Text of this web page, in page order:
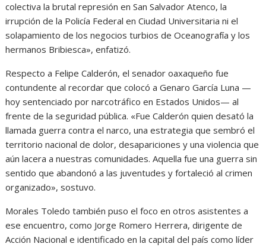
colectiva la brutal represión en San Salvador Atenco, la
irrupción de la Policía Federal en Ciudad Universitaria ni el
solapamiento de los negocios turbios de Oceanografía y los
hermanos Bribiesca», enfatizó.
Respecto a Felipe Calderón, el senador oaxaqueño fue
contundente al recordar que colocó a Genaro García Luna —
hoy sentenciado por narcotráfico en Estados Unidos— al
frente de la seguridad pública. «Fue Calderón quien desató la
llamada guerra contra el narco, una estrategia que sembró el
territorio nacional de dolor, desapariciones y una violencia que
aún lacera a nuestras comunidades. Aquella fue una guerra sin
sentido que abandonó a las juventudes y fortaleció al crimen
organizado», sostuvo.
Morales Toledo también puso el foco en otros asistentes a
ese encuentro, como Jorge Romero Herrera, dirigente de
Acción Nacional e identificado en la capital del país como líder